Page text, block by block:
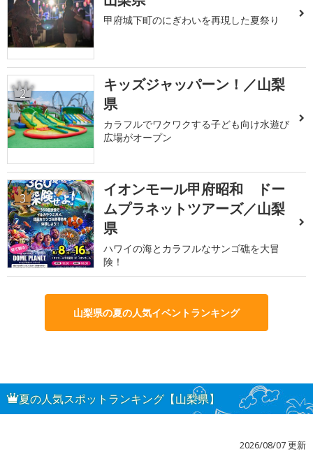
甲府城下町のにぎわいを再現した夏祭り
2
キッズジャッパーン！／山梨
県
カラフルでワクワクする子ども向け水遊び
広場がオープン
3
イオンモール甲府昭和 ドー
ムプラネットツアーズ／山梨
県
ハワイの海とカラフルなサンゴ礁を大冒
険！
山梨県の夏の人気イベントランキング
夏の人気スポットランキング【山梨県】
2026/08/07 更新